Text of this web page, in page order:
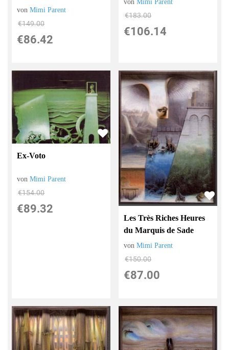
vonMimi Parent
€149.00
€86.42
von Mimi Parent
€183.00
€106.14
Ex-Voto
vonMimi Parent
€154.00
€89.32
Les Très Riches Heures
du Marquis de Sade
vonMimi Parent
€150.00
€87.00